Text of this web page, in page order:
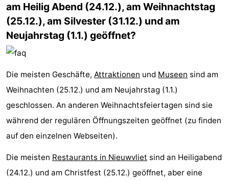
am Heilig Abend (24.12.), am Weihnachtstag
(25.12.), am Silvester (31.12.) und am
Neujahrstag (1.1.) geöffnet?
Die meisten Geschäfte, Attraktionen und Museen sind am
Weihnachten (25.12.) und am Neujahrstag (1.1.)
geschlossen. An anderen Weihnachtsfeiertagen sind sie
während der regulären Öffnungszeiten geöffnet (zu finden
auf den einzelnen Webseiten).
Die meisten Restaurants in Nieuwvliet sind an Heiligabend
(24.12.) und am Christfest (25.12.) geöffnet, aber eine